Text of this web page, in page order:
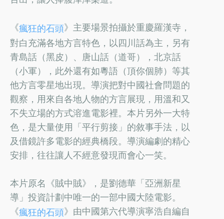
《瘋狂的石頭》主要場景拍攝於重慶羅漢寺，
對白充滿各地方言特色，以四川話為主，另有
青島話（黑皮）、唐山話（道哥），北京話
（小軍），此外還有如粵語（頂你個肺）等其
他方言零星地出現。導演把對中國社會問題的
觀察，用來自各地人物的方言展現，用溫和又
不失立場的方式溶進電影裡。本片另外一大特
色，是大量使用「平行剪接」的敘事手法，以
及借鏡許多電影的經典橋段。導演編劇的精心
安排，往往讓人不經意發現而會心一笑。
本片原名《賊中賊》，是劉德華「亞洲新星
導」投資計劃中唯一的一部中國大陸電影。
《瘋狂的石頭》由中國第六代導演寧浩自編自